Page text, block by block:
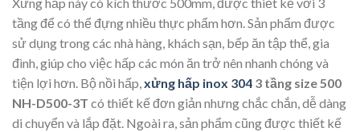
tầng để có thể đựng nhiều thực phẩm hơn. Sản phẩm được
sử dụng trong các nhà hàng, khách sạn, bếp ăn tập thể, gia
đình, giúp cho việc hấp các món ăn trở nên nhanh chóng và
tiện lợi hơn. Bộ nồi hấp,xửng hấp inox 304 3 tầng size 500
NH-D500-3T có thiết kế đơn giản nhưng chắc chắn, dễ dàng
di chuyển và lắp đặt. Ngoài ra, sản phẩm cũng được thiết kế